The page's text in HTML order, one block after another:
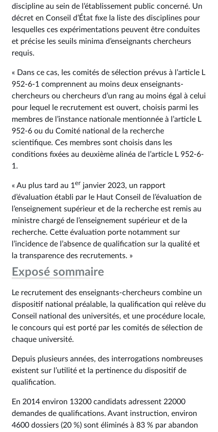
discipline au sein de l’établissement public concerné. Un
décret en Conseil d’État fixe la liste des disciplines pour
lesquelles ces expérimentations peuvent être conduites
et précise les seuils minima d’enseignants chercheurs
requis.
« Dans ce cas, les comités de sélection prévus à l’article L
952‑6-1 comprennent au moins deux enseignants-
chercheurs ou chercheurs d’un rang au moins égal à celui
pour lequel le recrutement est ouvert, choisis parmi les
membres de l’instance nationale mentionnée à l’article L
952‑6 ou du Comité national de la recherche
scientifique. Ces membres sont choisis dans les
conditions fixées au deuxième alinéa de l’article L 952‑6-
1.
« Au plus tard au 1 er janvier 2023, un rapport
d’évaluation établi par le Haut Conseil de l’évaluation de
l’enseignement supérieur et de la recherche est remis au
ministre chargé de l’enseignement supérieur et de la
recherche. Cette évaluation porte notamment sur
l’incidence de l’absence de qualification sur la qualité et
la transparence des recrutements. »
Exposé sommaire
Le recrutement des enseignants-chercheurs combine un
dispositif national préalable, la qualification qui relève du
Conseil national des universités, et une procédure locale,
le concours qui est porté par les comités de sélection de
chaque université.
Depuis plusieurs années, des interrogations nombreuses
existent sur l’utilité et la pertinence du dispositif de
qualification.
En 2014 environ 13200 candidats adressent 22000
demandes de qualifications. Avant instruction, environ
4600 dossiers (20 %) sont éliminés à 83 % par abandon